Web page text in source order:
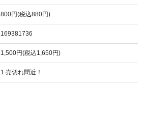
800円(税込880円)
169381736
1,500円(税込1,650円)
1 売切れ間近！